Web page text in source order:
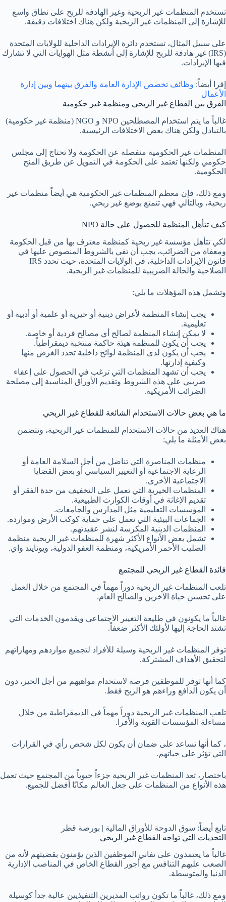
تستخدم المنظمات غير الربحية وغير الهادفة للربح على نطاق واسع
للإشارة إلى المنظمات غير الربحية ولكن هناك اختلافات دقيقة.
على سبيل المثال، تستخدم دائرة الإيرادات الداخلية للولايات المتحدة
(IRS) غير هادفة للربح للإشارة إلى أنشطة مثل الهوايات التي لا تشارك
فيها الإيرادات.
إقرا أيضاً: وظائف تخصص الإدارة العامة والفرق بينهما وبين إدارة
الأعمال
الفرق بين القطاع غير الربحي ومنظمة غير حكومية
غالباً ما يتم استخدام المصطلحين NPO و NGO (منظمة غير حكومية)
بالتبادل ولكن هناك بعض الاختلافات الرئيسية.
المنظمات غير الحكومية منفصلة عن الحكومة ولا تحتاج إلى مجلس
حكومي ولكنها تعتمد على الحكومة في التمويل عن طريق المنح
الحكومية.
ومع ذلك، فإن معظم المنظمات غير الحكومية هي أيضاً منظمات غير
ربحية، وبالتالي فهي تتمتع بوضع غير ربحي.
كيف تتأهل المنظمة للحصول على حالة NPO
لكي تتأهل مؤسسة غير ربحية كمنظمة معترف بها من قبل الحكومة
ومعفاة من الضرائب، يجب أن تفي بالشروط المنصوص عليها في
قانون الإيرادات الداخلية، في الولايات المتحدة، حيث تحدد IRS
الصلاحية والحالة الضريبية للمنظمات غير الربحية.
وتشمل هذه المؤهلات ما يلي:
يجب إنشاء المنظمة لأغراض دينية أو خيرية أو علمية أو أدبية أو
تعليمية.
لا يمكن إنشاء المنظمة لصالح أي مصالح فردية أو خاصة.
يجب أن يكون للمنظمة هيئة حاكمة منتخبة ديمقراطياً.
يجب أن يكون لدى المنظمة لوائح داخلية تحدد الغرض منها
وكيفية إدارتها.
يجب أن تشهد المنظمات التي ترغب في الحصول على إعفاء
ضريبي على هذه الشروط وتقديم الأوراق المناسبة إلى مصلحة
الضرائب الأمريكية.
ما هي بعض حالات الاستخدام الشائعة للقطاع غير الربحي
هناك العديد من حالات الاستخدام للمنظمات غير الربحية، وتتضمن
بعض الأمثلة ما يلي:
منظمات المناصرة التي تناضل من أجل السلامة العامة أو
الرعاية الاجتماعية أو التغيير السياسي أو بعض القضايا
الاجتماعية الأخرى.
المنظمات الخيرية التي تعمل على التخفيف من حدة الفقر أو
تقديم الإغاثة في أوقات الكوارث الطبيعية.
المؤسسات التعليمية مثل المدارس والجامعات.
الجماعات البيئية التي تعمل على حماية كوكب الأرض وموارده.
المنظمات الدينية المكرسة لنشر عقيدتهم.
تشمل بعض الأنواع الأكثر شهرة للمنظمات غير الربحية منظمة
الصليب الأحمر الأمريكية، ومنظمة العفو الدولية، ويونايتد واي.
فائدة القطاع غير الربحي للمجتمع
تلعب المنظمات غير الربحية دوراً مهماً في المجتمع من خلال العمل
على تحسين حياة الآخرين والصالح العام.
غالباً ما يكونون في طليعة التغيير الاجتماعي ويقدمون الخدمات التي
تشتد الحاجة إليها لأولئك الأكثر ضعفاً.
توفر المنظمات غير الربحية وسيلة للأفراد لتجميع مواردهم ومهاراتهم
لتحقيق الأهداف المشتركة.
كما أنها توفر للموظفين فرصة لاستخدام مواهبهم من أجل الخير، دون
أن يكون الدافع وراءهم هو الربح فقط.
تلعب المنظمات غير الربحية دوراً مهماً في الديمقراطية من خلال
مساءلة المؤسسات القوية والأفرا.
، كما أنها تساعد على ضمان أن يكون لكل شخص رأي في القرارات
التي تؤثر على حياتهم.
باختصار، تعد المنظمات غير الربحية جزءاً حيوياً من المجتمع حيث تعمل
هذه الأنواع من المنظمات على جعل العالم مكانًا أفضل للجميع.
تابع أيضاً: سوق الدوحة للأوراق المالية | بورصة قطر
التحديات التي تواجه القطاع غير الربحي
غالباً ما يعتمدون على تفاني الموظفين الذين يؤمنون بقضيتهم لأنه من
الصعب عليهم التنافس مع أجور القطاع الخاص في المناصب الإدارية
الدنيا والمتوسطة.
ومع ذلك، غالباً ما تكون رواتب المديرين التنفيذيين عالية جدأ كوسيلة